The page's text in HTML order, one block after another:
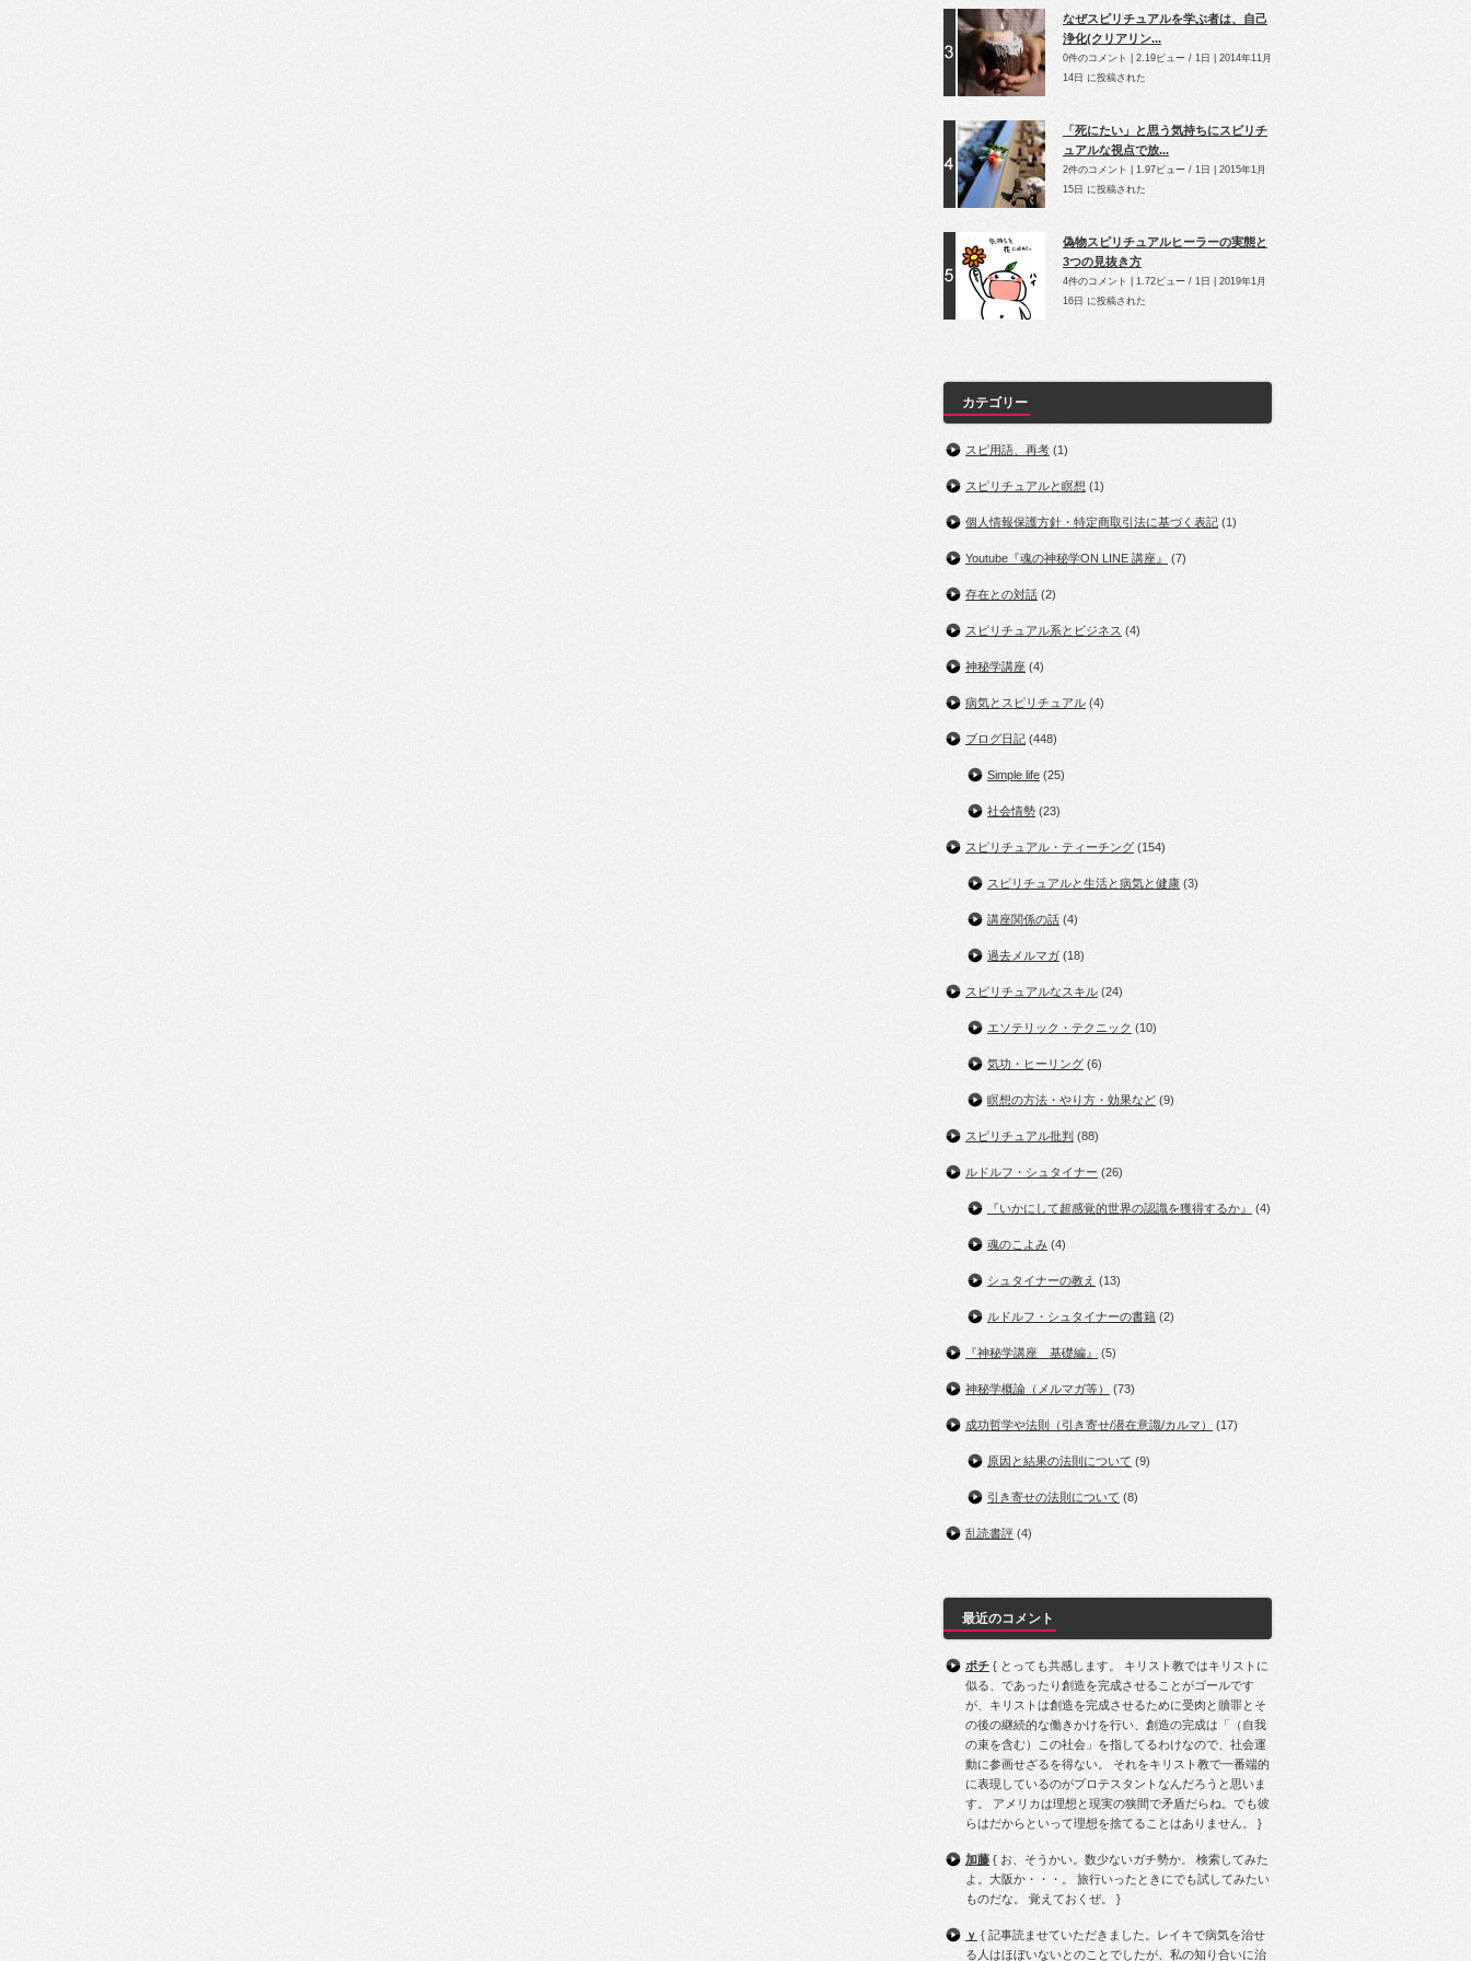
なぜスピリチュアルを学ぶ者は、自己
浄化(クリアリン...
0件のコメント 2.19ビュー / 1日
2014年11月
14日 に投稿された
「死にたい」と思う気持ちにスピリチ
ュアルな視点で放...
2件のコメント 1.97ビュー / 1日
2015年1月
15日 に投稿された
偽物スピリチュアルヒーラーの実態と
3つの見抜き方
4件のコメント 1.72ビュー / 1日
2019年1月
16日 に投稿された
カテゴリー
スピ用語、再考 (1)
スピリチュアルと瞑想 (1)
個人情報保護方針・特定商取引法に基づく表記 (1)
Youtube『魂の神秘学ON LINE 講座』 (7)
存在との対話 (2)
スピリチュアル系とビジネス (4)
神秘学講座 (4)
病気とスピリチュアル (4)
ブログ日記 (448)
Simple life (25)
社会情勢 (23)
スピリチュアル・ティーチング (154)
スピリチュアルと生活と病気と健康 (3)
講座関係の話 (4)
過去メルマガ (18)
スピリチュアルなスキル (24)
エソテリック・テクニック (10)
気功・ヒーリング (6)
瞑想の方法・やり方・効果など (9)
スピリチュアル批判 (88)
ルドルフ・シュタイナー (26)
『いかにして超感覚的世界の認識を獲得するか』 (4)
魂のこよみ (4)
シュタイナーの教え (13)
ルドルフ・シュタイナーの書籍 (2)
『神秘学講座 基礎編』 (5)
神秘学概論（メルマガ等） (73)
成功哲学や法則（引き寄せ/潜在意識/カルマ） (17)
原因と結果の法則について (9)
引き寄せの法則について (8)
乱読書評 (4)
最近のコメント
ポチ { とっても共感します。 キリスト教ではキリストに
似る、であったり創造を完成させることがゴールです
が、キリストは創造を完成させるために受肉と贖罪とそ
の後の継続的な働きかけを行い、創造の完成は「（自我
の束を含む）この社会」を指してるわけなので、社会運
動に参画せざるを得ない。 それをキリスト教で一番端的
に表現しているのがプロテスタントなんだろうと思いま
す。 アメリカは理想と現実の狭間で矛盾だらね。でも彼
らはだからといって理想を捨てることはありません。 }
加藤 { お、そうかい。数少ないガチ勢か。 検索してみた
よ。大阪か・・・。 旅行いったときにでも試してみたい
ものだな。 覚えておくぜ。 }
ｙ { 記事読ませていただきました。レイキで病気を治せ
る人はほぼいないとのことでしたが、私の知り合いに治